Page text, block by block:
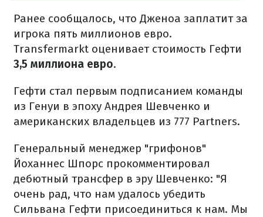
Ранее сообщалось, что Дженоа заплатит за
игрока пять миллионов евро.
Transfermarkt оценивает стоимость Гефти
3,5 миллиона евро.
Гефти стал первым подписанием команды
из Генуи в эпоху Андрея Шевченко и
американских владельцев из 777 Partners.
Генеральный менеджер "грифонов"
Йоханнес Шпорс прокомментировал
дебютный трансфер в эру Шевченко: "Я
очень рад, что нам удалось убедить
Сильвана Гефти присоединиться к нам. Мы